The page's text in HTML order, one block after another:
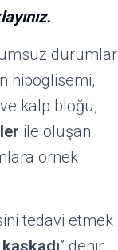
durumlar
hipoglisemi,
kalp bloğu,
ile oluşan
örnek
tedavi etmek
” denir.